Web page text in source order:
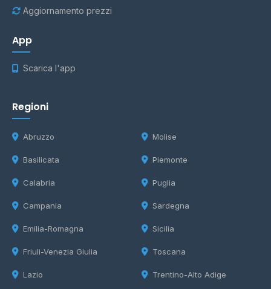
Aggiornamento prezzi
App
Scarica l'app
Regioni
Abruzzo
Basilicata
Calabria
Campania
Emilia-Romagna
Friuli-Venezia Giulia
Lazio
Molise
Piemonte
Puglia
Sardegna
Sicilia
Toscana
Trentino-Alto Adige